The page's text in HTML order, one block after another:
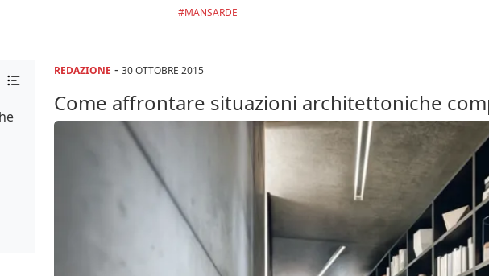
MANSARDE
REDAZIONE -30 OTTOBRE 2015
Come affrontare situazioni architettoniche